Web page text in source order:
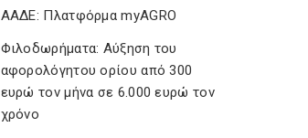
ΑΑΔΕ: Πλατφόρμα myAGRO
Φιλοδωρήματα: Αύξηση του
αφορολόγητου ορίου από 300
ευρώ τον μήνα σε 6.000 ευρώ τον
χρόνο